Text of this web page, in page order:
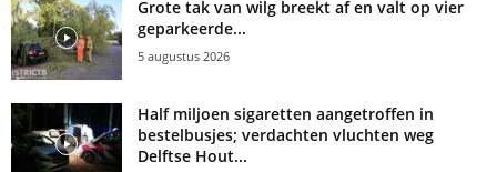
Grote tak van wilg breekt af en valt op vier
geparkeerde...
5 augustus 2026
Half miljoen sigaretten aangetroffen in
bestelbusjes; verdachten vluchten weg
Delftse Hout...